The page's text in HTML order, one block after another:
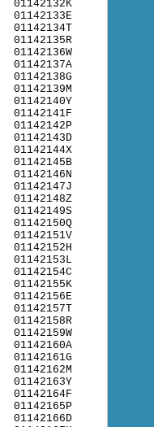
01142132K
01142133E
01142134T
01142135R
01142136W
01142137A
01142138G
01142139M
01142140Y
01142141F
01142142P
01142143D
01142144X
01142145B
01142146N
01142147J
01142148Z
01142149S
01142150Q
01142151V
01142152H
01142153L
01142154C
01142155K
01142156E
01142157T
01142158R
01142159W
01142160A
01142161G
01142162M
01142163Y
01142164F
01142165P
01142166D